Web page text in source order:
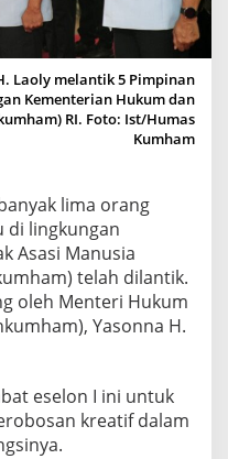
Laoly melantik 5 Pimpinan
Kementerian Hukum dan
RI. Foto: Ist/Humas
Kumham
lima orang
di lingkungan
Asasi Manusia
telah dilantik.
oleh Menteri Hukum
Yasonna H.
eselon I ini untuk
kreatif dalam